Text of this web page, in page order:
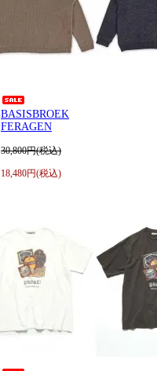
BASISBROEK
FERAGEN
30,800円(税込)
18,480円(税込)